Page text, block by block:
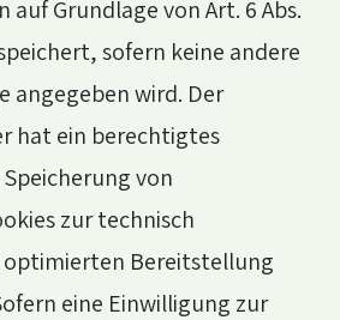
auf Grundlage von Art. 6 Abs.
sofern keine andere
angegeben wird. Der
hat ein berechtigtes
von
zur technisch
Bereitstellung
eine Einwilligung zur